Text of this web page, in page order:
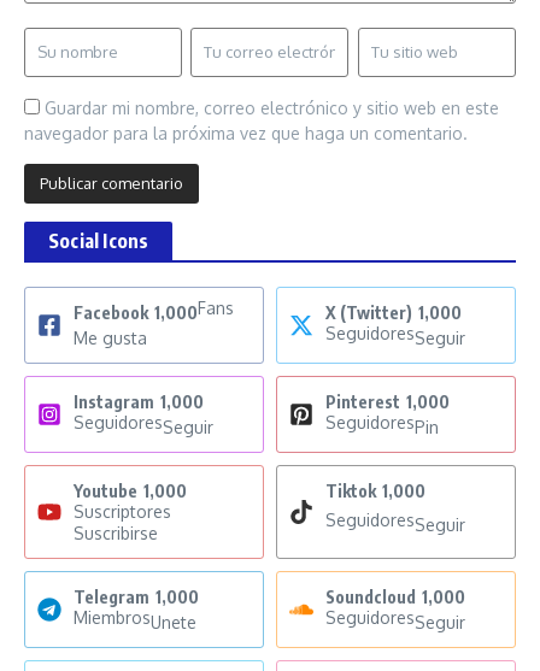
Guardar mi nombre, correo electrónico y sitio web en este
navegador para la próxima vez que haga un comentario.
Social Icons
Facebook 1,000Fans
Me gusta
X (Twitter) 1,000
SeguidoresSeguir
Instagram 1,000
SeguidoresSeguir
Pinterest 1,000
SeguidoresPin
Youtube 1,000
Suscriptores
Suscribirse
Tiktok 1,000
SeguidoresSeguir
Telegram 1,000
MiembrosUnete
Soundcloud 1,000
SeguidoresSeguir